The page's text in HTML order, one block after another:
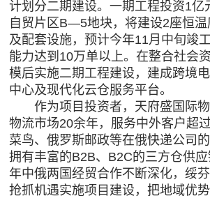
计划分二期建设。一期工程投资1亿
自贸片区B—5地块，将建设2座恒
及配套设施，预计今年11月中旬竣
能力达到10万单以上。在整合社会
模后实施二期工程建设，建成跨境
中心及现代化云仓服务平台。
作为项目投资者，天府盛国际
物流市场20余年，服务中外客户超
菜鸟、俄罗斯邮政等在俄快递公司的
拥有丰富的B2B、B2C的三方仓供
年中俄两国经贸合作不断深化，绥
抢抓机遇实施项目建设，把地域优